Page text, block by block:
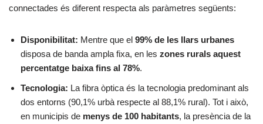
connectades és diferent respecta als paràmetres següents:
Disponibilitat: Mentre que el 99% de les llars urbanes
disposa de banda ampla fixa, en les zones rurals aquest
percentatge baixa fins al 78%.
Tecnologia: La fibra òptica és la tecnologia predominant als
dos entorns (90,1% urbà respecte al 88,1% rural). Tot i això,
en municipis de menys de 100 habitants, la presència de la